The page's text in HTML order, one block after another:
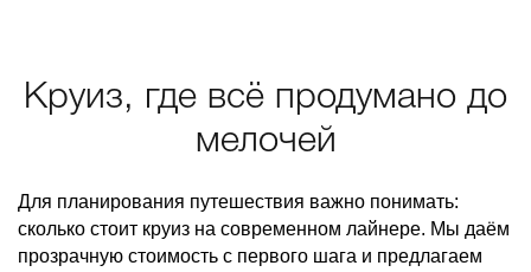
Круиз, где всё продумано до
мелочей
Для планирования путешествия важно понимать:
сколько стоит круиз на современном лайнере. Мы даём
прозрачную стоимость с первого шага и предлагаем